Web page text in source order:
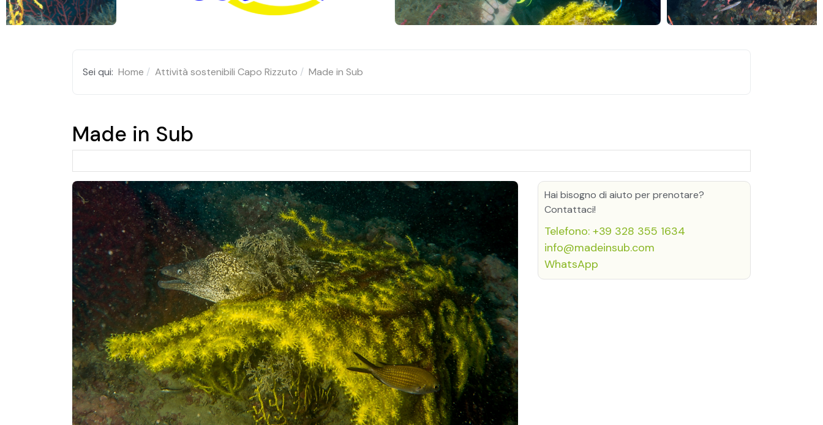
Sei qui: Home Attività sostenibili Capo Rizzuto Made in Sub
Made in Sub
Hai bisogno di aiuto per prenotare?
Contattaci!
Telefono: +39 328 355 1634
info@madeinsub.com
WhatsApp